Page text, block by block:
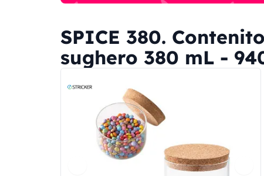
SPICE 380.
sughero 380 mL -